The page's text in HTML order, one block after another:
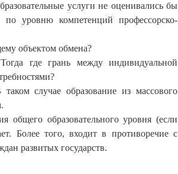
услуги не оценивались бы
уровню компетенций профессорско-
объектом обмена?
где грань между индивидуальной
случае образование из массового
общего образовательного уровня (если
Более того, входит в противоречие с
развитых государств.